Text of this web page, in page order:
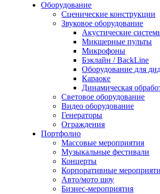
Оборудование
Сценические конструкции
Звуковое оборудование
Акустические
Микшерные пульты
Микрофоны
Бэклайн / BackLine
Оборудование для
Караоке
Динамическая
Световое оборудование
Видео оборудование
Генераторы
Ограждения
Портфолио
Массовые мероприятия
Музыкальные фестивали
Концерты
Корпоративные
Авто/мото шоу
Бизнес-мероприятия